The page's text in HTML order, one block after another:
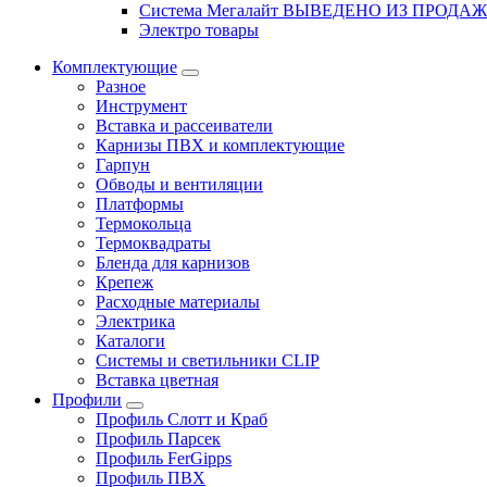
Система Мегалайт ВЫВЕДЕНО ИЗ
Электро товары
Комплектующие
Разное
Инструмент
Вставка и рассеиватели
Карнизы ПВХ и комплектующие
Гарпун
Обводы и вентиляции
Платформы
Термокольца
Термоквадраты
Бленда для карнизов
Крепеж
Расходные материалы
Электрика
Каталоги
Системы и светильники CLIP
Вставка цветная
Профили
Профиль Слотт и Краб
Профиль Парсек
Профиль FerGipps
Профиль ПВХ